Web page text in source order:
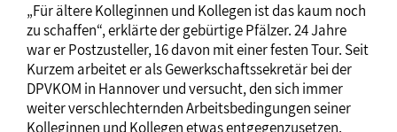
„Für ältere Kolleginnen und Kollegen ist das kaum noch
zu schaffen“, erklärte der gebürtige Pfälzer. 24 Jahre
war er Postzusteller, 16 davon mit einer festen Tour. Seit
Kurzem arbeitet er als Gewerkschaftssekretär bei der
DPVKOM in Hannover und versucht, den sich immer
weiter verschlechternden Arbeitsbedingungen seiner
Kolleginnen und Kollegen etwas entgegenzusetzen.